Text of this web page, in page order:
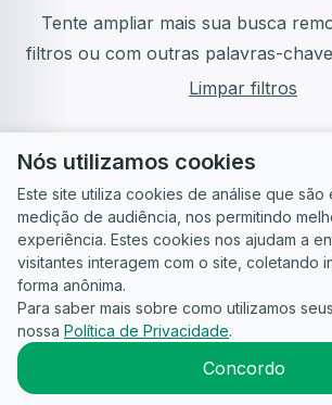
Tente ampliar mais sua busca
filtros ou com outras palavras-
Limpar filtros
Guia do
Candidato
Para
empresas
Política de
Privacidade
2026CandidataAI
Nós utilizamos cookies
Este site utiliza cookies de análise que são
medição de audiência, nos permitindo
experiência. Estes cookies nos ajudam a
visitantes interagem com o site, coletando
forma anônima.
Para saber mais sobre como utilizamos
nossa Política de Privacidade.
Concordo